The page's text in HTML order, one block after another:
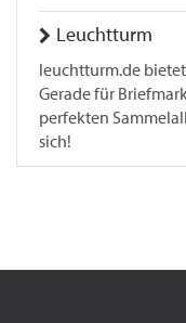
Leuchtturm
leuchtturm.de
Gerade für
perfekten
sich!